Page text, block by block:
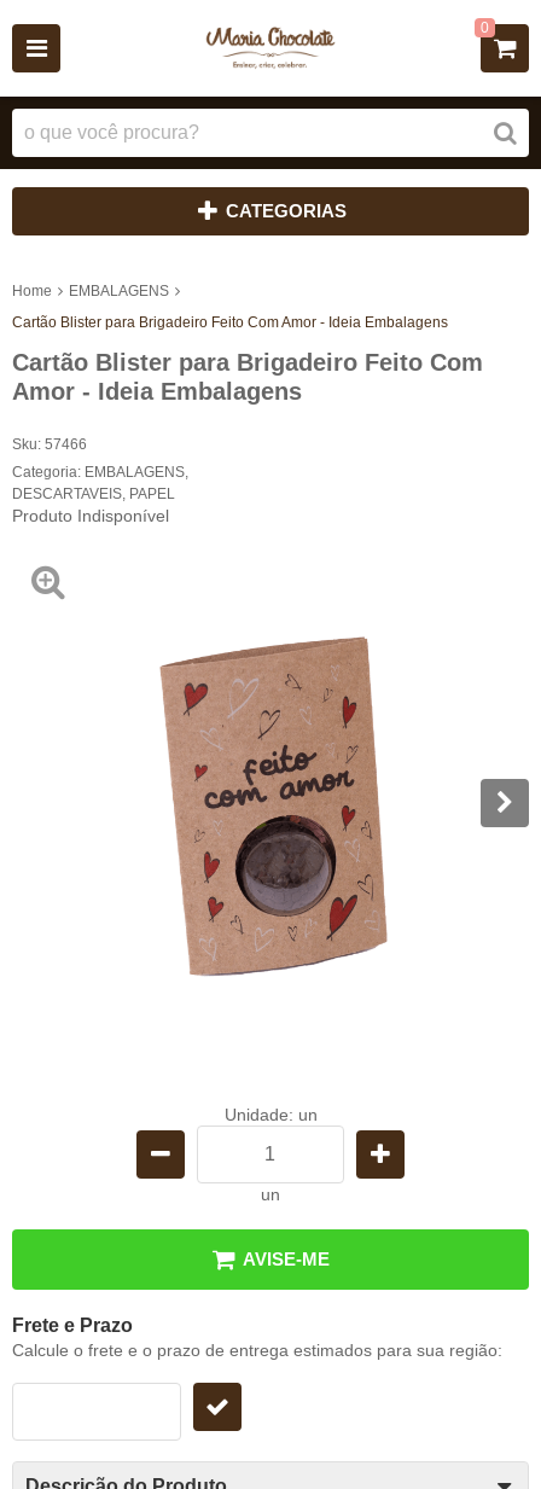
0
CATEGORIAS
Home
EMBALAGENS
Cartão Blister para Brigadeiro Feito Com Amor - Ideia Embalagens
Cartão Blister para Brigadeiro Feito Com
Amor - Ideia Embalagens
Sku: 57466
Categoria: EMBALAGENS
DESCARTAVEIS PAPEL
Produto Indisponível
Unidade: un
un
AVISE-ME
Frete e Prazo
Calcule o frete e o prazo de entrega estimados para sua região: